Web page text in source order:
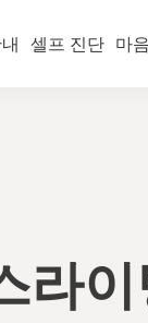
셀프 진단 마
라